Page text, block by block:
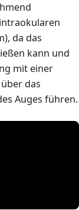
da das
kann und
mit einer
das
Auges führen.